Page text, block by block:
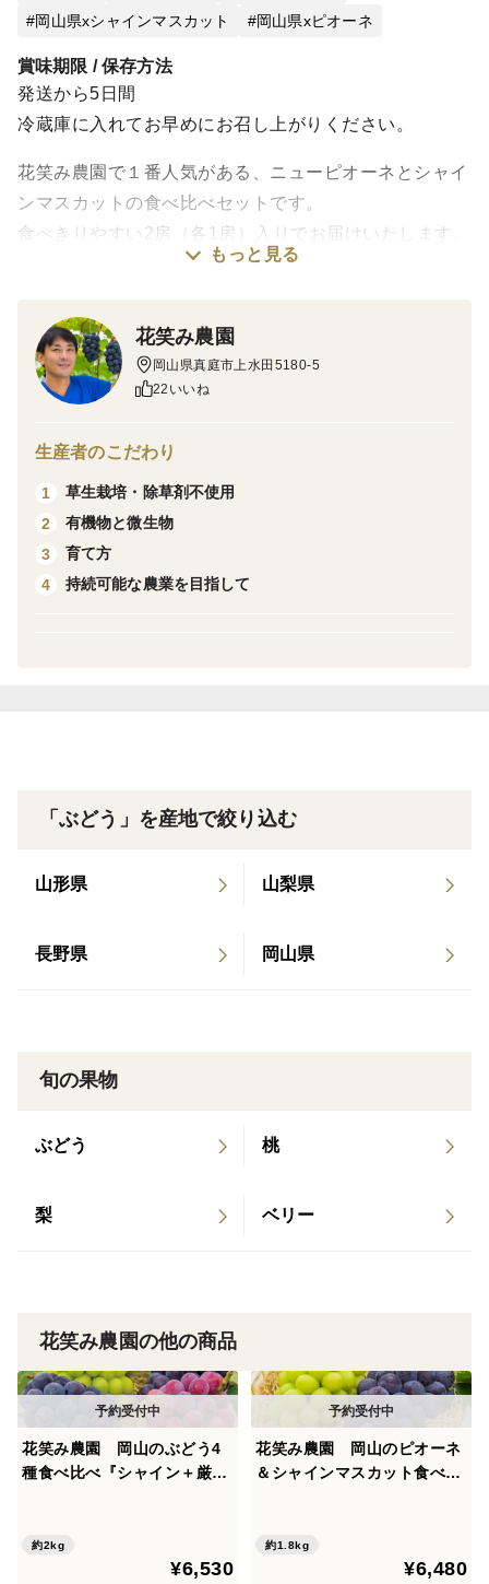
岡山県xシャインマスカット 岡山県xピオーネ
賞味期限 / 保存方法
発送から5日間
冷蔵庫に入れてお早めにお召し上がりください。
花笑み農園で１番人気がある、ニューピオーネとシャイ
ンマスカットの食べ比べセットです。
食べきりやすい2房（各1房）入りでお届けいたします。
化粧箱に入っており、品質も厳選していますので、贈答
🍇ニューピオーネは、甘さと酸味のバランスが絶妙で、
濃厚でとても良い香りがします。弾けんばかりで、果肉
🍇シャインマスカットは、とても甘く、口の中でマス
もっと見る
花笑み農園
岡山県真庭市上水田5180-5
22いいね
生産者のこだわり
1
草生栽培・除草剤不使用
2
有機物と微生物
3
育て方
4
持続可能な農業を目指して
「ぶどう」を産地で絞り込む
山形県 山梨県
長野県 岡山県
旬の果物
ぶどう 桃
梨 ベリー
花笑み農園の他の商品
花笑み農園 岡山のぶどう4
種食べ比べ『シャイン＋厳選
約2kg
¥6,530
花笑み農園 岡山のピオーネ
＆シャインマスカット食べ比
約1.8kg
¥6,480